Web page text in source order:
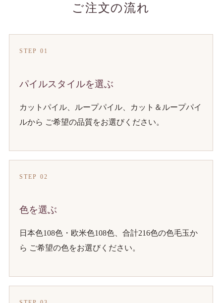
ご注文の流れ
STEP 01
パイルスタイルを選ぶ
カットパイル、ループパイル、カット＆ループパイ
ルから ご希望の品質をお選びください。
STEP 02
色を選ぶ
日本色108色・欧米色108色、合計216色の色毛玉か
ら ご希望の色をお選びください。